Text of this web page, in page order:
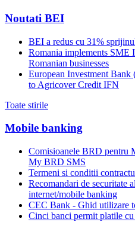
Noutati BEI
BEI a redus cu 31%
Romania implements
Romanian businesses
European Investment
to Agricover Credit IFN
Toate stirile
Mobile banking
Comisioanele BRD
My BRD SMS
Termeni si conditii
Recomandari de securitate
internet/mobile banking
CEC Bank - Ghid utilizare
Cinci banci permit platile